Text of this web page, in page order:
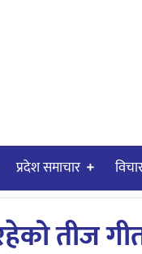
प्रदेश समाचार
तीज